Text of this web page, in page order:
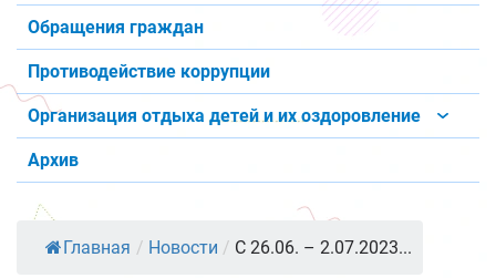
Обращения граждан
Противодействие коррупции
Организация отдыха детей и их оздоровление
Архив
Главная / Новости / С 26.06. – 2.07.2023...